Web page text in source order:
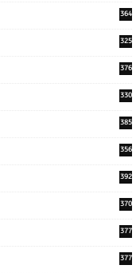
364
325
376
330
385
356
392
370
377
377